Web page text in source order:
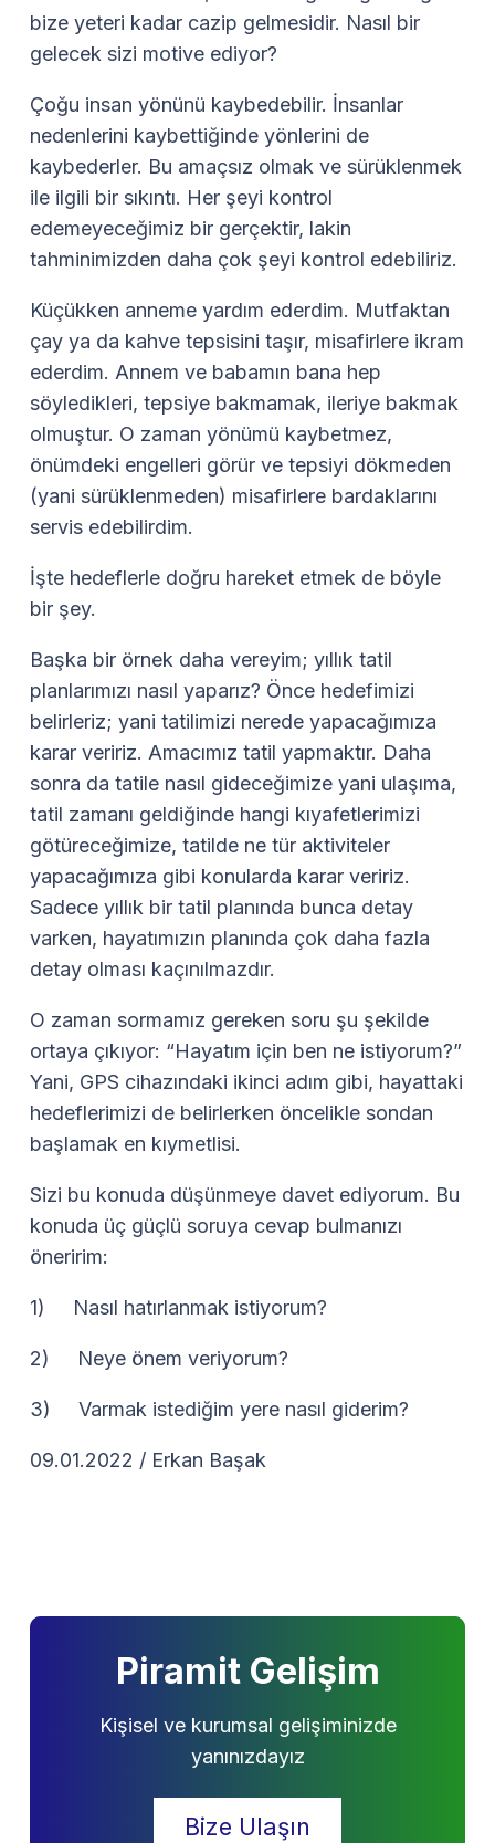
bize yeteri kadar cazip gelmesidir. Nasıl bir
gelecek sizi motive ediyor?
Çoğu insan yönünü kaybedebilir. İnsanlar
nedenlerini kaybettiğinde yönlerini de
kaybederler. Bu amaçsız olmak ve sürüklenmek
ile ilgili bir sıkıntı. Her şeyi kontrol
edemeyeceğimiz bir gerçektir, lakin
tahminimizden daha çok şeyi kontrol edebiliriz.
Küçükken anneme yardım ederdim. Mutfaktan
çay ya da kahve tepsisini taşır, misafirlere ikram
ederdim. Annem ve babamın bana hep
söyledikleri, tepsiye bakmamak, ileriye bakmak
olmuştur. O zaman yönümü kaybetmez,
önümdeki engelleri görür ve tepsiyi dökmeden
(yani sürüklenmeden) misafirlere bardaklarını
servis edebilirdim.
İşte hedeflerle doğru hareket etmek de böyle
bir şey.
Başka bir örnek daha vereyim; yıllık tatil
planlarımızı nasıl yaparız? Önce hedefimizi
belirleriz; yani tatilimizi nerede yapacağımıza
karar veririz. Amacımız tatil yapmaktır. Daha
sonra da tatile nasıl gideceğimize yani ulaşıma,
tatil zamanı geldiğinde hangi kıyafetlerimizi
götüreceğimize, tatilde ne tür aktiviteler
yapacağımıza gibi konularda karar veririz.
Sadece yıllık bir tatil planında bunca detay
varken, hayatımızın planında çok daha fazla
detay olması kaçınılmazdır.
O zaman sormamız gereken soru şu şekilde
ortaya çıkıyor: “Hayatım için ben ne istiyorum?”
Yani, GPS cihazındaki ikinci adım gibi, hayattaki
hedeflerimizi de belirlerken öncelikle sondan
başlamak en kıymetlisi.
Sizi bu konuda düşünmeye davet ediyorum. Bu
konuda üç güçlü soruya cevap bulmanızı
öneririm:
1) Nasıl hatırlanmak istiyorum?
2) Neye önem veriyorum?
3) Varmak istediğim yere nasıl giderim?
09.01.2022 / Erkan Başak
Piramit Gelişim
Kişisel ve kurumsal gelişiminizde
yanınızdayız
Bize Ulaşın